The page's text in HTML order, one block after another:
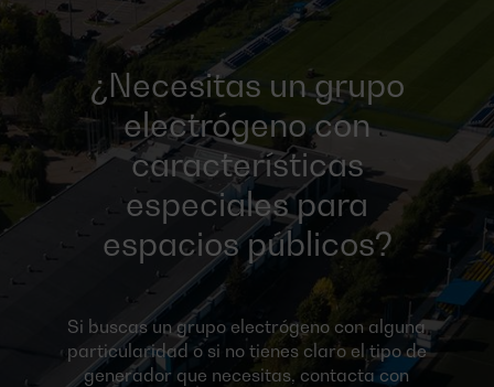
¿Necesitas un grupo
electrógeno con
características
especiales para
espacios públicos?
Si buscas un grupo electrógeno con alguna
particularidad o si no tienes claro el tipo de
generador que necesitas, contacta con